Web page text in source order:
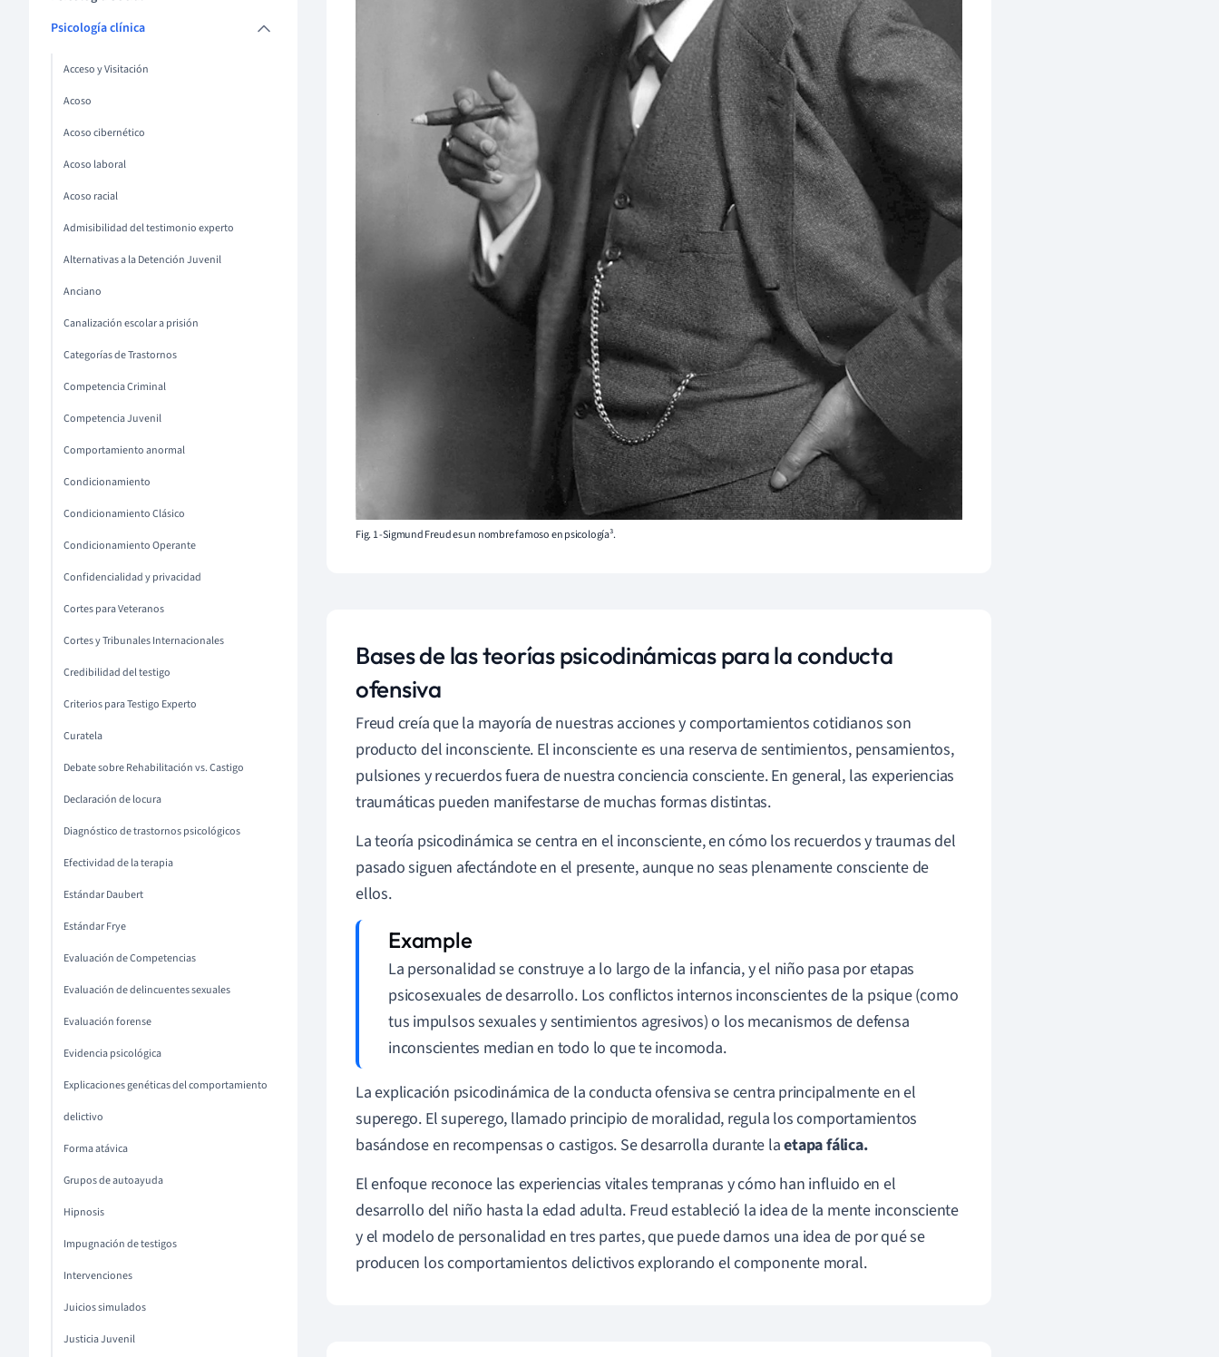
Psicología clínica
Acceso y Visitación
Acoso
Acoso cibernético
Acoso laboral
Acoso racial
Admisibilidad del testimonio experto
Alternativas a la Detención Juvenil
Anciano
Canalización escolar a prisión
Categorías de Trastornos
Competencia Criminal
Competencia Juvenil
Comportamiento anormal
Condicionamiento
Condicionamiento Clásico
Condicionamiento Operante
Confidencialidad y privacidad
Cortes para Veteranos
Cortes y Tribunales Internacionales
Credibilidad del testigo
Criterios para Testigo Experto
Curatela
Debate sobre Rehabilitación vs. Castigo
Declaración de locura
Diagnóstico de trastornos psicológicos
Efectividad de la terapia
Estándar Daubert
Estándar Frye
Evaluación de Competencias
Evaluación de delincuentes sexuales
Evaluación forense
Evidencia psicológica
Explicaciones genéticas del comportamiento
delictivo
Forma atávica
Grupos de autoayuda
Hipnosis
Impugnación de testigos
Intervenciones
Juicios simulados
Justicia Juvenil
Fig. 1 -Sigmund Freud es un nombre famoso en psicología³.
Bases de las teorías psicodinámicas para la conducta
ofensiva
Freud creía que la mayoría de nuestras acciones y comportamientos cotidianos son
producto del inconsciente. El inconsciente es una reserva de sentimientos, pensamientos,
pulsiones y recuerdos fuera de nuestra conciencia consciente. En general, las experiencias
traumáticas pueden manifestarse de muchas formas distintas.
La teoría psicodinámica se centra en el inconsciente, en cómo los recuerdos y traumas del
pasado siguen afectándote en el presente, aunque no seas plenamente consciente de
ellos.
La personalidad se construye a lo largo de la infancia, y el niño pasa por etapas
psicosexuales de desarrollo. Los conflictos internos inconscientes de la psique (como
tus impulsos sexuales y sentimientos agresivos) o los mecanismos de defensa
inconscientes median en todo lo que te incomoda.
La explicación psicodinámica de la conducta ofensiva se centra principalmente en el
superego. El superego, llamado principio de moralidad, regula los comportamientos
basándose en recompensas o castigos. Se desarrolla durante laetapa fálica.
El enfoque reconoce las experiencias vitales tempranas y cómo han influido en el
desarrollo del niño hasta la edad adulta. Freud estableció la idea de la mente inconsciente
y el modelo de personalidad en tres partes, que puede darnos una idea de por qué se
producen los comportamientos delictivos explorando el componente moral.